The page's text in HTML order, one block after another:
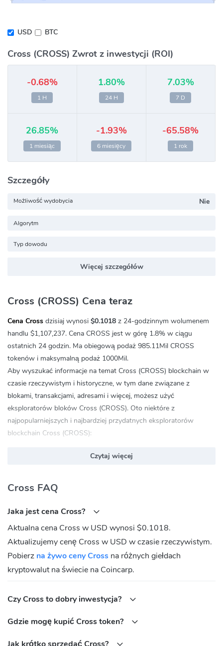
USD BTC
Cross (CROSS) Zwrot z inwestycji (ROI)
-0.68%
1 H
1.80%
24 H
7.03%
7 D
26.85%
1 miesiąc
-1.93%
6 miesięcy
-65.58%
1 rok
Szczegóły
Możliwość wydobycia Nie
Algorytm
Typ dowodu
Więcej szczegółów
Cross (CROSS) Cena teraz
Cena Cross dzisiaj wynosi $0.1018 z 24-godzinnym wolumenem
handlu $1,107,237. Cena CROSS jest w górę 1.8% w ciągu
ostatnich 24 godzin. Ma obiegową podaż 985.11Mil CROSS
tokenów i maksymalną podaż 1000Mil.
Aby wyszukać informacje na temat Cross (CROSS) blockchain w
czasie rzeczywistym i historyczne, w tym dane związane z
blokami, transakcjami, adresami i więcej, możesz użyć
eksploratorów bloków Cross (CROSS). Oto niektóre z
najpopularniejszych i najbardziej przydatnych eksploratorów
blockchain Cross (CROSS):
Cross (CROSS) Wspólnota
Twitter:https://x.com/cross_protocol
Medium:cross_protocol
Jaki jest adres umowy Cross (CROSS)?
BNB Chain(BEP20):
Czytaj więcej
Cross FAQ
Jaka jest cena Cross?
Aktualna cena Cross w USD wynosi $0.1018.
Aktualizujemy cenę Cross w USD w czasie rzeczywistym.
Pobierz na żywo ceny Cross na różnych giełdach
kryptowalut na świecie na Coincarp.
Czy Cross to dobry inwestycja?
Gdzie mogę kupić Cross token?